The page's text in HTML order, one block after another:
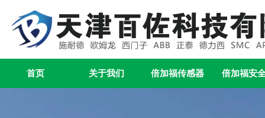
首页 关于我们 倍加福传感器 倍加福安